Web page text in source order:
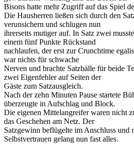
Bisons hatte mehr Zugriff auf das Spiel
Die Hausherren ließen sich durch den
verunsichern und schlugen nun
ihrerseits mutiger auf. In Satz zwei
einem fünf Punkte Rückstand
nachlaufen, der erst zur Crunchtime
war nichts für schwache
Nerven und brachte Satzbälle für beide
zwei Eigenfehler auf Seiten der
Gäste zum Satzausgleich.
Nach der zehn Minuten Pause startete
überzeugte in Aufschlag und Block.
Die eigenen Mittelangreifer waren nicht
das Geschehen am Netz. Der
Satzgewinn beflügelte im Anschluss und
Selbstvertrauen gelang nun fast alles.